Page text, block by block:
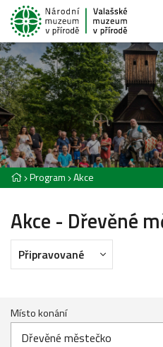
Program Akce
Akce - Dřevěné
Připravované
Místo konání
Dřevěné městečko